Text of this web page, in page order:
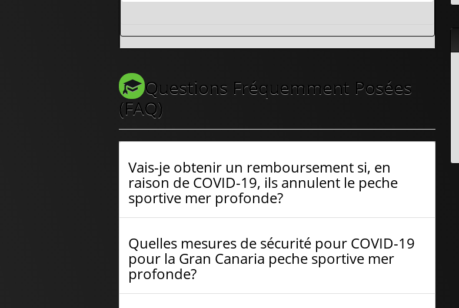
Questions Fréquemment Posées
(FAQ)
Vais-je obtenir un remboursement si, en
raison de COVID-19, ils annulent le peche
sportive mer profonde?
Quelles mesures de sécurité pour COVID-19
pour la Gran Canaria peche sportive mer
profonde?